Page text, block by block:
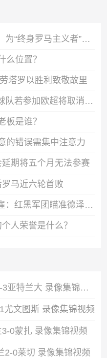
穆里尼奥感激球迷支持：为“终身罗马主义者”而战取胜！
么位置？
塔罗以胜利致敬故里
意大利足协主席：意甲球队若参加欧超将取消国内赛事资格
板是谁？
的错误需集中注意力
期将五个月无法参赛
马近六轮首败
米兰教练皮奥利或遭解雇：红黑军团瞄准德泽尔比与莫塔
人荣誉是什么？
意甲第15轮 AC米兰2-3亚特兰大 录像集锦视频
尤文图斯 录像集锦视频
0蒙扎 录像集锦视频
2-0莱切 录像集锦视频